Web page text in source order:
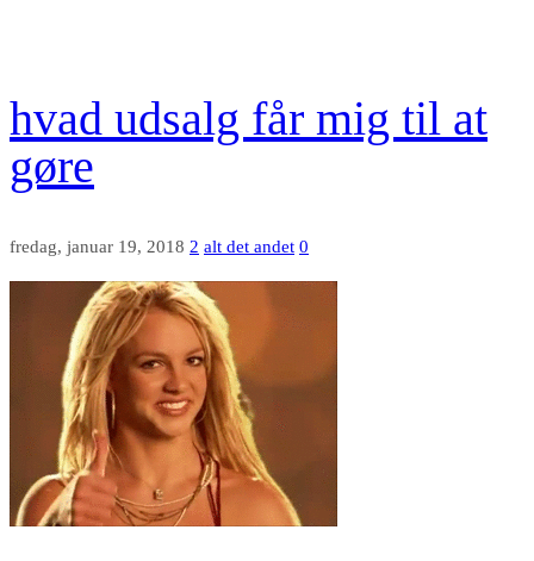
hvad udsalg får mig til at
gøre
fredag, januar 19, 2018 2 alt det andet 0